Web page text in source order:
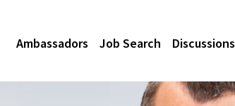
Ambassadors Job Search Discussions